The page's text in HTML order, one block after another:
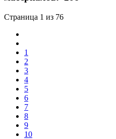
Страница 1 из 76
1
2
3
4
5
6
7
8
9
10